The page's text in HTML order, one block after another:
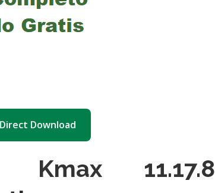
Direct Download
Kmax 11.17.8